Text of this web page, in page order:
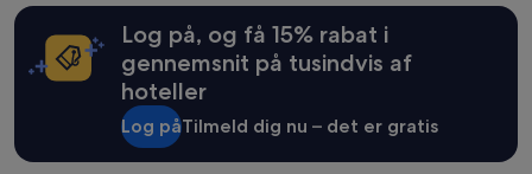
for
som
for
Log på, og få 15% rabat i
gennemsnit på tusindvis af
hoteller
Log påTilmeld dig nu – det er gratis